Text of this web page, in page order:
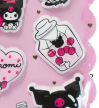
2 erilaista arkkia, joissa 32